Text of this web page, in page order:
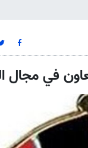
في مجال